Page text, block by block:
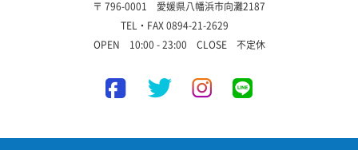
〒 796-0001 愛媛県八幡浜市向灘2187
TEL・FAX 0894-21-2629
OPEN 10:00 - 23:00 CLOSE 不定休